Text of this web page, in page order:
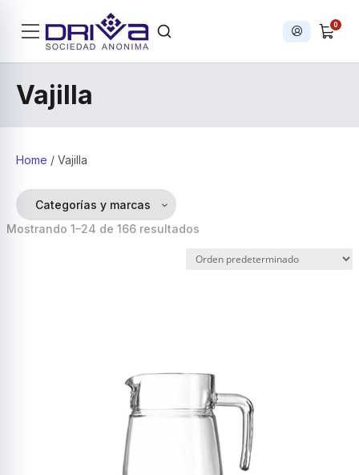
Products search
Iniciar
0
Vajilla
Home / Vajilla
Categorías y marcas
Mostrando 1–24 de 166 resultados